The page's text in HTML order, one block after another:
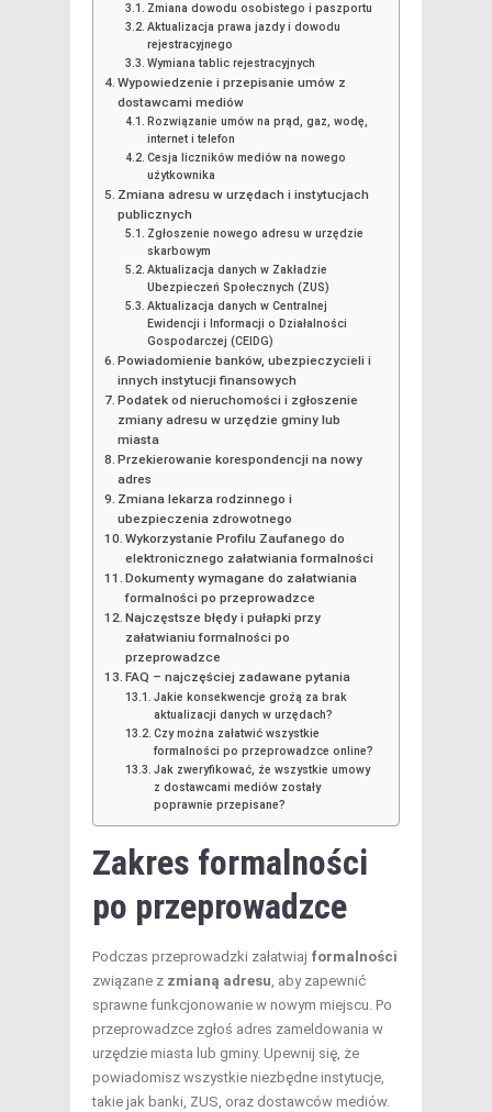
Zmiana dowodu osobistego i paszportu
Aktualizacja prawa jazdy i dowodu
rejestracyjnego
Wymiana tablic rejestracyjnych
Wypowiedzenie i przepisanie umów z
dostawcami mediów
Rozwiązanie umów na prąd, gaz, wodę,
internet i telefon
Cesja liczników mediów na nowego
użytkownika
Zmiana adresu w urzędach i instytucjach
publicznych
Zgłoszenie nowego adresu w urzędzie
skarbowym
Aktualizacja danych w Zakładzie
Ubezpieczeń Społecznych (ZUS)
Aktualizacja danych w Centralnej
Ewidencji i Informacji o Działalności
Gospodarczej (CEIDG)
Powiadomienie banków, ubezpieczycieli i
innych instytucji finansowych
Podatek od nieruchomości i zgłoszenie
zmiany adresu w urzędzie gminy lub
miasta
Przekierowanie korespondencji na nowy
adres
Zmiana lekarza rodzinnego i
ubezpieczenia zdrowotnego
Wykorzystanie Profilu Zaufanego do
elektronicznego załatwiania formalności
Dokumenty wymagane do załatwiania
formalności po przeprowadzce
Najczęstsze błędy i pułapki przy
załatwianiu formalności po
przeprowadzce
FAQ – najczęściej zadawane pytania
Jakie konsekwencje grożą za brak
aktualizacji danych w urzędach?
Czy można załatwić wszystkie
formalności po przeprowadzce online?
Jak zweryfikować, że wszystkie umowy
z dostawcami mediów zostały
poprawnie przepisane?
Zakres formalności
po przeprowadzce
Podczas przeprowadzki załatwiaj formalności
związane z zmianą adresu, aby zapewnić
sprawne funkcjonowanie w nowym miejscu. Po
przeprowadzce zgłoś adres zameldowania w
urzędzie miasta lub gminy. Upewnij się, że
powiadomisz wszystkie niezbędne instytucje,
takie jak banki, ZUS, oraz dostawców mediów.